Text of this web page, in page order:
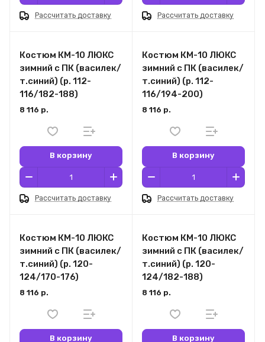
Рассчитать доставку Рассчитать доставку
Костюм КМ-10 ЛЮКС
зимний c ПК (василек/
т.синий) (р. 112-
116/182-188)
8 116 р.
В корзину
Рассчитать доставку
Костюм КМ-10 ЛЮКС
зимний c ПК (василек/
т.синий) (р. 112-
116/194-200)
8 116 р.
В корзину
Рассчитать доставку
Костюм КМ-10 ЛЮКС
зимний c ПК (василек/
т.синий) (р. 120-
124/170-176)
8 116 р.
В корзину
Костюм КМ-10 ЛЮКС
зимний c ПК (василек/
т.синий) (р. 120-
124/182-188)
8 116 р.
В корзину